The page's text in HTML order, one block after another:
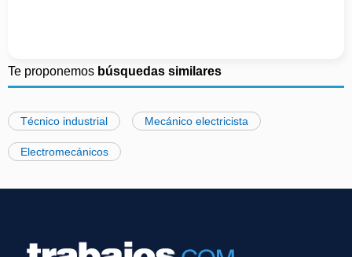
Te proponemos búsquedas similares
Técnico industrial Mecánico electricista
Electromecánicos